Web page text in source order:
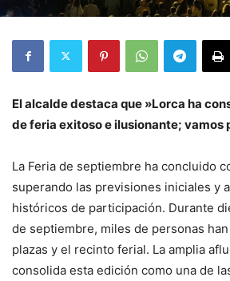
El alcalde destaca que »Lorca ha
de feria exitoso e ilusionante; vamos
La Feria de septiembre ha concluido
superando las previsiones iniciales y
históricos de participación. Durante
de septiembre, miles de personas
plazas y el recinto ferial. La amplia
consolida esta edición como una de